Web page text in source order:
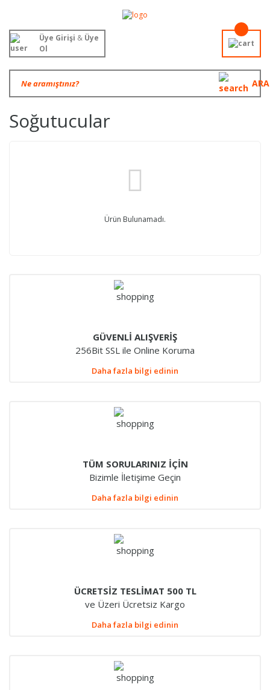
ARA
Üye Girişi &Üye
Ol
Soğutucular
Ürün Bulunamadı.
GÜVENLİ ALIŞVERİŞ
256Bit SSL ile Online Koruma
Daha fazla bilgi edinin
TÜM SORULARINIZ İÇİN
Bizimle İletişime Geçin
Daha fazla bilgi edinin
ÜCRETSİZ TESLİMAT 500 TL
ve Üzeri Ücretsiz Kargo
Daha fazla bilgi edinin